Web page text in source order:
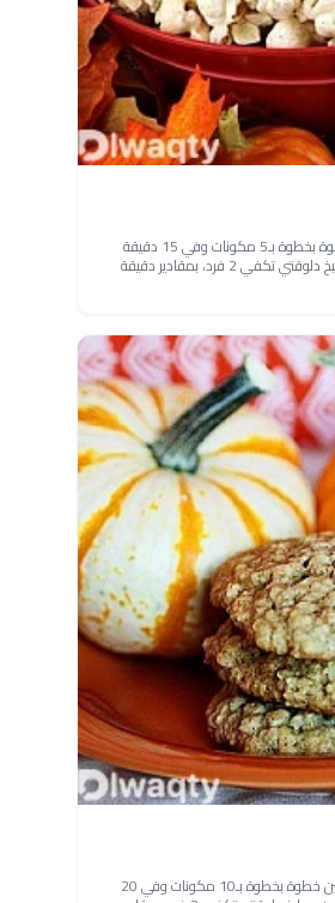
طريقة عمل بوب كورن اليقطين خطوة بخطوة بـ5 مكونات وفي 15 دقيقة
فقط. وصفة سهلة ومجرّبة من مطبخ دلوقتي تكفي 2 فرد، بمقادير دقيقة
طريقة عمل كوكيز الشوفان باليقطين خطوة بخطوة بـ10 مكونات وفي 20